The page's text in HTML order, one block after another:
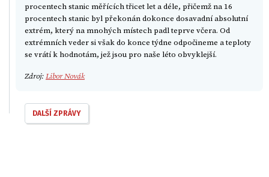
procentech stanic měřících třicet let a déle, přičemž na 16
procentech stanic byl překonán dokonce dosavadní absolutní
extrém, který na mnohých místech padl teprve včera. Od
extrémních veder si však do konce týdne odpočineme a teploty
se vrátí k hodnotám, jež jsou pro naše léto obvyklejší.
Zdroj:Libor Novák
DALŠÍ ZPRÁVY